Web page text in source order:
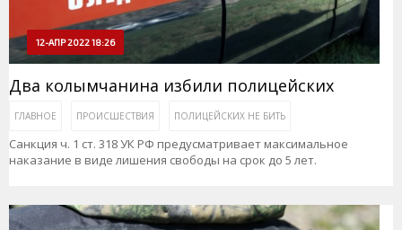
12-АПР 2022 18:26
Два колымчанина избили полицейских
ГЛАВНОЕ ПРОИСШЕСТВИЯ ПОЛИЦЕЙСКИХ НЕ БИТЬ
Санкция ч. 1 ст. 318 УК РФ предусматривает максимальное
наказание в виде лишения свободы на срок до 5 лет.